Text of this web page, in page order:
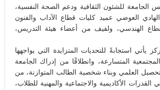
الجامعة للشئون الثقافية ودعم الصحة النفسية،
العوضي عميد كليات قطاع الآداب والفنون
الهندسي، ولفيف من أعضاء هيئة التدريس،
استجابةً للتحديات المتزايدة التي يواجهها
المتسارعة، وانطلاقًا من إدراك الجامعة
العلمي وبناء شخصية الطالب المتوازنة، من
الأكاديمية والاجتماعية والمهنية للطلاب،